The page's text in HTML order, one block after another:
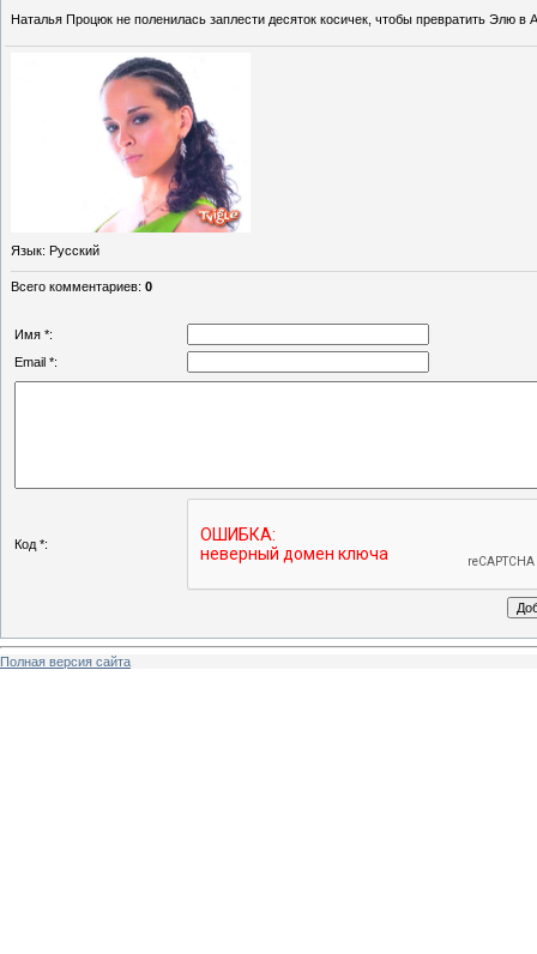
Наталья Процюк не поленилась заплести десяток косичек, чтобы превратить Элю в
Язык: Русский
Всего комментариев: 0
Имя *:
Email *:
Код *:
Полная версия сайта